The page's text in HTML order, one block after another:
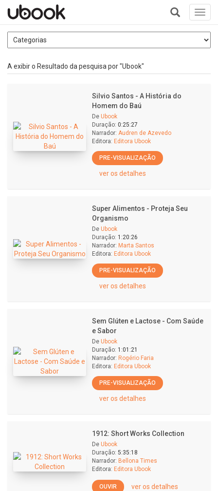
+
A exibir o Resultado da pesquisa por "Ubook"
Silvio Santos - A História do
Homem do Baú
De Ubook
Duração: 0:25:27
Narrador: Audren de Azevedo
Editora: Editora Ubook
PRE-VISUALIZAÇÃO
ver os detalhes
Super Alimentos - Proteja Seu
Organismo
De Ubook
Duração: 1:20:26
Narrador: Marta Santos
Editora: Editora Ubook
PRE-VISUALIZAÇÃO
ver os detalhes
Sem Glúten e Lactose - Com Saúde
e Sabor
De Ubook
Duração: 1:01:21
Narrador: Rogério Faria
Editora: Editora Ubook
PRE-VISUALIZAÇÃO
ver os detalhes
1912: Short Works Collection
De Ubook
Duração: 5:35:18
Narrador: Bellona Times
Editora: Editora Ubook
OUVIR ver os detalhes